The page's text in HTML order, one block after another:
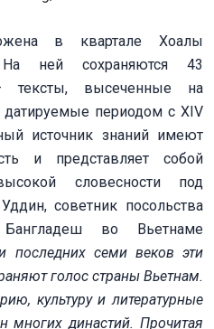
в квартале Хоалы
ней сохраняются 43
тексты, высеченные на
датируемые периодом с XIV
источник знаний имеют
и представляет собой
словесности под
советник посольства
Бангладеш во Вьетнаме
последних семи веков эти
голос страны Вьетнам.
культуру и литературные
многих династий. Прочитая